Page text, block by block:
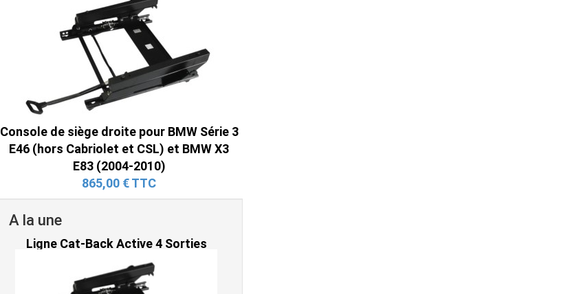
Console de siège droite pour BMW Série 3
E46 (hors Cabriolet et CSL) et BMW X3
E83 (2004-2010)
865,00 € TTC
A la une